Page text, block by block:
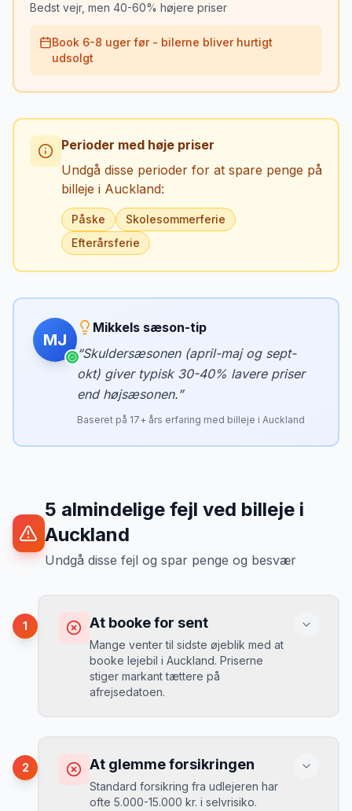
Bedst vejr, men 40-60% højere priser
Book 6-8 uger før - bilerne bliver hurtigt
udsolgt
Perioder med høje priser
Undgå disse perioder for at spare penge på
billeje i Auckland:
Påske
Skolesommerferie
Efterårsferie
MJ
Mikkels sæson-tip
“Skuldersæsonen (april-maj og sept-
okt) giver typisk 30-40% lavere priser
end højsæsonen.”
Baseret på 17+ års erfaring med billeje i Auckland
5 almindelige fejl ved billeje i
Auckland
Undgå disse fejl og spar penge og besvær
1 At booke for sent
Mange venter til sidste øjeblik med at
booke lejebil i Auckland. Priserne
stiger markant tættere på
afrejsedatoen.
Du betaler 30-50% mere, og de bedste
biler er udsolgt.
2 At glemme forsikringen
Standard forsikring fra udlejeren har
ofte 5.000-15.000 kr. i selvrisiko.